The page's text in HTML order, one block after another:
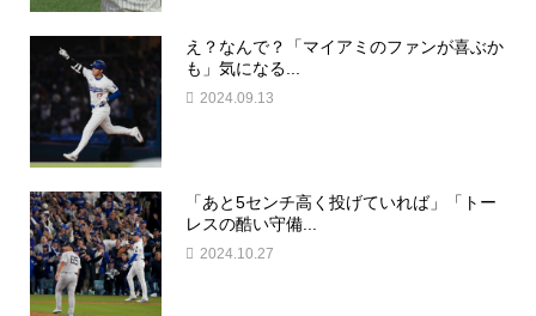
え？なんで？「マイアミのファンが喜ぶか
も」気になる...
2024.09.13
「あと5センチ高く投げていれば」「トー
レスの酷い守備...
2024.10.27